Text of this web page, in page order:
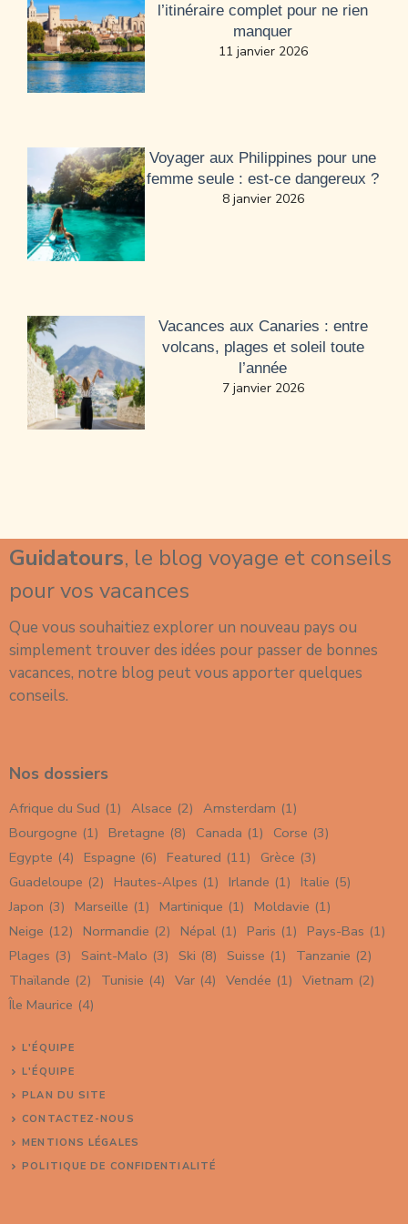
l’itinéraire complet pour ne rien
manquer
11 janvier 2026
Voyager aux Philippines pour une
femme seule : est-ce dangereux ?
8 janvier 2026
Vacances aux Canaries : entre
volcans, plages et soleil toute
l’année
7 janvier 2026
Guidatours, le blog voyage et conseils
pour vos vacances
Que vous souhaitiez explorer un nouveau pays ou
simplement trouver des idées pour passer de bonnes
vacances, notre blog peut vous apporter quelques
conseils.
Nos dossiers
Afrique du Sud (1) Alsace (2) Amsterdam (1)
Bourgogne (1) Bretagne (8) Canada (1) Corse (3)
Egypte (4) Espagne (6) Featured (11) Grèce (3)
Guadeloupe (2) Hautes-Alpes (1) Irlande (1) Italie (5)
Japon (3) Marseille (1) Martinique (1) Moldavie (1)
Neige (12) Normandie (2) Népal (1) Paris (1) Pays-Bas (1)
Plages (3) Saint-Malo (3) Ski (8) Suisse (1) Tanzanie (2)
Thaïlande (2) Tunisie (4) Var (4) Vendée (1) Vietnam (2)
Île Maurice (4)
L'ÉQUIPE
L'ÉQUIPE
PLAN DU SITE
CONTACTEZ-NOUS
MENTIONS LÉGALES
POLITIQUE DE CONFIDENTIALITÉ